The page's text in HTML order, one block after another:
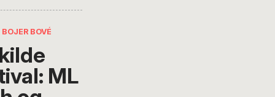
Flag spiller
BOJER BOVÉ
ML